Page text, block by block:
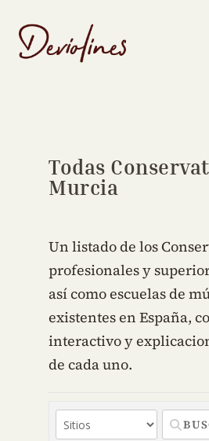
Todas
Murcia
Un listado de los
profesionales y
así como escuelas de
existentes en España,
interactivo y
de cada uno.